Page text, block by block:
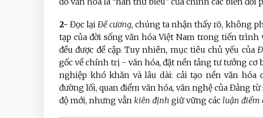
2- Đọc lạiĐề cương, chúng ta nhận thấy rõ, không
tạp của đời sống văn hóa Việt Nam trong tiến trình
đều được đề cập. Tuy nhiên, mục tiêu chủ yếu của
gốc về chính trị - văn hóa, đặt nền tảng tư tưởng cơ
nghiệp khó khăn và lâu dài: cải tạo nền văn hóa
đường lối, quan điểm văn hóa, văn nghệ của Đảng từ
độ mới, nhưng vẫn kiên định giữ vững các luận điểm